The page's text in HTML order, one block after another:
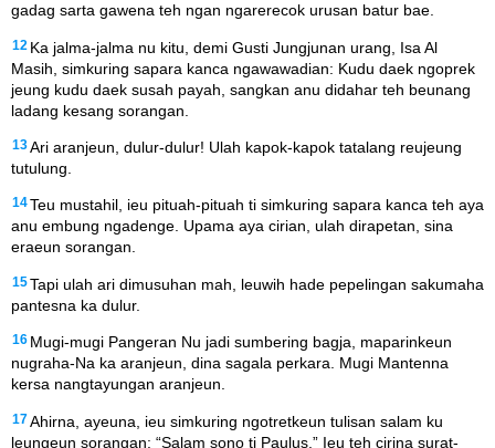
gadag sarta gawena teh ngan ngarerecok urusan batur bae.
12 Ka jalma-jalma nu kitu, demi Gusti Jungjunan urang, Isa Al
Masih, simkuring sapara kanca ngawawadian: Kudu daek ngoprek
jeung kudu daek susah payah, sangkan anu didahar teh beunang
ladang kesang sorangan.
13Ari aranjeun, dulur-dulur! Ulah kapok-kapok tatalang reujeung
tutulung.
14Teu mustahil, ieu pituah-pituah ti simkuring sapara kanca teh aya
anu embung ngadenge. Upama aya cirian, ulah dirapetan, sina
eraeun sorangan.
15Tapi ulah ari dimusuhan mah, leuwih hade pepelingan sakumaha
pantesna ka dulur.
16 Mugi-mugi Pangeran Nu jadi sumbering bagja, maparinkeun
nugraha-Na ka aranjeun, dina sagala perkara. Mugi Mantenna
kersa nangtayungan aranjeun.
17Ahirna, ayeuna, ieu simkuring ngotretkeun tulisan salam ku
leungeun sorangan: “Salam sono ti Paulus.” Ieu teh cirina surat-